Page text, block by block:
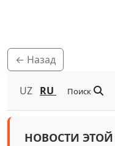
← Назад
UZ RU Поиск
НОВОСТИ ЭТОЙ